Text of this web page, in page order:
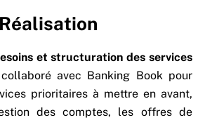
Réalisation
et structuration des services
avec Banking Book pour
prioritaires à mettre en avant,
des comptes, les offres de